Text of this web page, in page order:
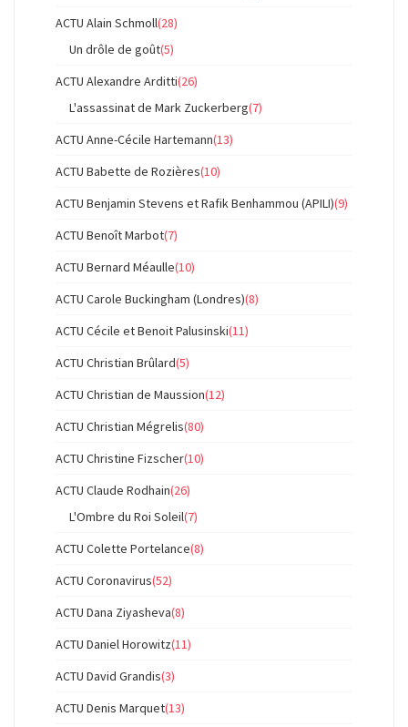
ACTU Alain Schmoll(28)
Un drôle de goût(5)
ACTU Alexandre Arditti(26)
L'assassinat de Mark Zuckerberg(7)
ACTU Anne-Cécile Hartemann(13)
ACTU Babette de Rozières(10)
ACTU Benjamin Stevens et Rafik Benhammou (APILI)(9)
ACTU Benoît Marbot(7)
ACTU Bernard Méaulle(10)
ACTU Carole Buckingham (Londres)(8)
ACTU Cécile et Benoit Palusinski(11)
ACTU Christian Brûlard(5)
ACTU Christian de Maussion(12)
ACTU Christian Mégrelis(80)
ACTU Christine Fizscher(10)
ACTU Claude Rodhain(26)
L'Ombre du Roi Soleil(7)
ACTU Colette Portelance(8)
ACTU Coronavirus(52)
ACTU Dana Ziyasheva(8)
ACTU Daniel Horowitz(11)
ACTU David Grandis(3)
ACTU Denis Marquet(13)